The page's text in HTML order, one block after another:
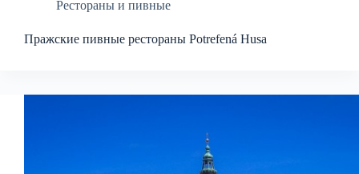
Рестораны и пивные
Пражские пивные рестораны Potrefená Husa